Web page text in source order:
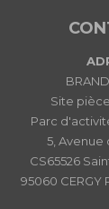
Site
Parc
5, Avenue
CS65526
95060 CERGY